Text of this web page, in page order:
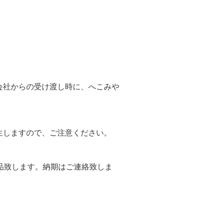
からの受け渡し時に、へこみや
ますので、ご注意ください。
します。納期はご連絡致しま